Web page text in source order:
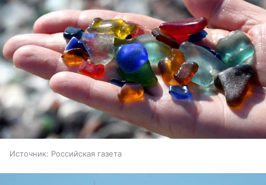
Источник: Российская газета